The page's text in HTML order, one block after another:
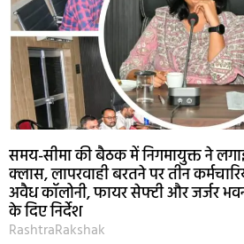
समय-सीमा की बैठक में निगमायुक्त ने
क्लास, लापरवाही बरतने पर तीन
अवैध कॉलोनी, फायर सेफ्टी और जर्जर
के दिए निर्देश
RashtraRakshak